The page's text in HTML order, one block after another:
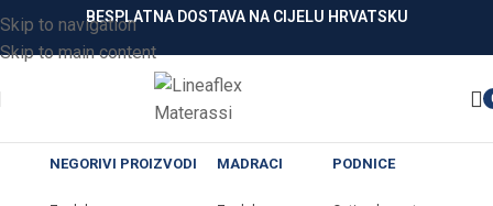
Skip to navigation
Skip to main content
BESPLATNA DOSTAVA NA CIJELU HRVATSKU
NEGORIVI PROIZVODI MADRACI PODNICE